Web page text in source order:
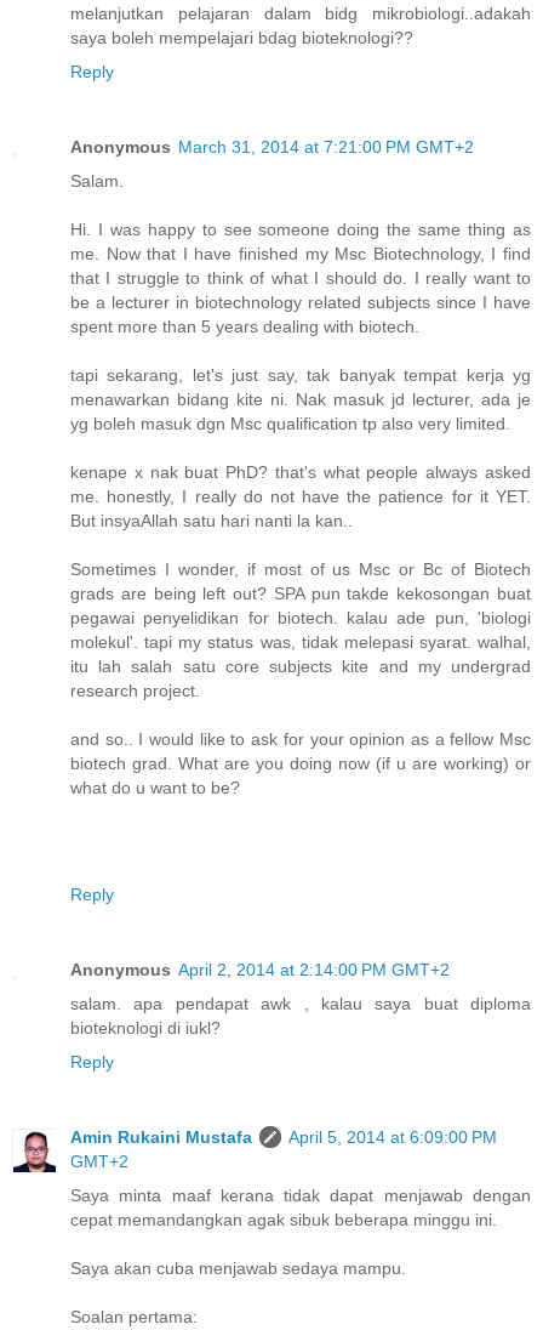
melanjutkan pelajaran dalam bidg mikrobiologi..adakah
saya boleh mempelajari bdag bioteknologi??
Reply
Anonymous March 31, 2014 at 7:21:00 PM GMT+2
Salam.
Hi. I was happy to see someone doing the same thing as
me. Now that I have finished my Msc Biotechnology, I find
that I struggle to think of what I should do. I really want to
be a lecturer in biotechnology related subjects since I have
spent more than 5 years dealing with biotech.
tapi sekarang, let's just say, tak banyak tempat kerja yg
menawarkan bidang kite ni. Nak masuk jd lecturer, ada je
yg boleh masuk dgn Msc qualification tp also very limited.
kenape x nak buat PhD? that's what people always asked
me. honestly, I really do not have the patience for it YET.
But insyaAllah satu hari nanti la kan..
Sometimes I wonder, if most of us Msc or Bc of Biotech
grads are being left out? SPA pun takde kekosongan buat
pegawai penyelidikan for biotech. kalau ade pun, 'biologi
molekul'. tapi my status was, tidak melepasi syarat. walhal,
itu lah salah satu core subjects kite and my undergrad
research project.
and so.. I would like to ask for your opinion as a fellow Msc
biotech grad. What are you doing now (if u are working) or
what do u want to be?
Reply
Anonymous April 2, 2014 at 2:14:00 PM GMT+2
salam. apa pendapat awk , kalau saya buat diploma
bioteknologi di iukl?
Reply
Amin Rukaini Mustafa
April 5, 2014 at 6:09:00 PM
GMT+2
Saya minta maaf kerana tidak dapat menjawab dengan
cepat memandangkan agak sibuk beberapa minggu ini.
Saya akan cuba menjawab sedaya mampu.
Soalan pertama: